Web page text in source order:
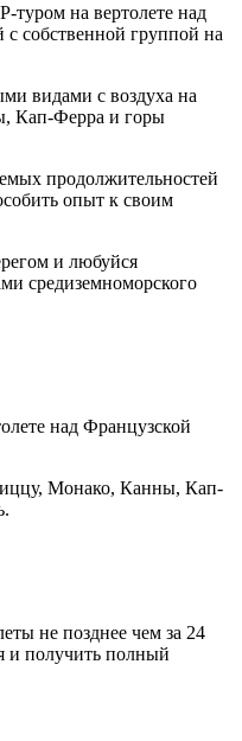
туром на вертолете над
собственной группой на
видами с воздуха на
Кап-Ферра и горы
продолжительностей
опыт к своим
и любуйся
средиземноморского
над Французской
Монако, Канны, Кап-
не позднее чем за 24
и получить полный